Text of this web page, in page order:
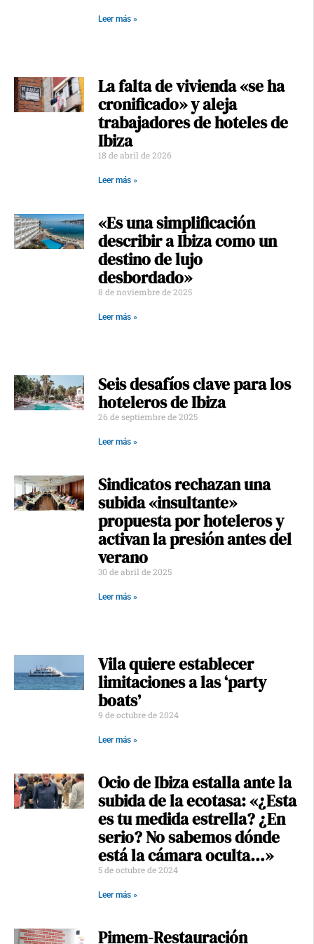
Leer más »
La falta de vivienda «se ha
cronificado» y aleja
trabajadores de hoteles de
Ibiza
18 de abril de 2026
Leer más »
«Es una simplificación
describir a Ibiza como un
destino de lujo
desbordado»
8 de noviembre de 2025
Leer más »
Seis desafíos clave para los
hoteleros de Ibiza
26 de septiembre de 2025
Leer más »
Sindicatos rechazan una
subida «insultante»
propuesta por hoteleros y
activan la presión antes del
verano
30 de abril de 2025
Leer más »
Vila quiere establecer
limitaciones a las ‘party
boats’
9 de octubre de 2024
Leer más »
Ocio de Ibiza estalla ante la
subida de la ecotasa: «¿Esta
es tu medida estrella? ¿En
serio? No sabemos dónde
está la cámara oculta…»
5 de octubre de 2024
Leer más »
Pimem-Restauración